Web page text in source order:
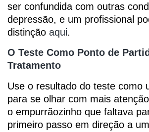
ser confundida com outras
depressão, e um profissional
distinção aqui.
O Teste Como Ponto de
Tratamento
Use o resultado do teste como
para se olhar com mais
o empurrãozinho que faltava
primeiro passo em direção a